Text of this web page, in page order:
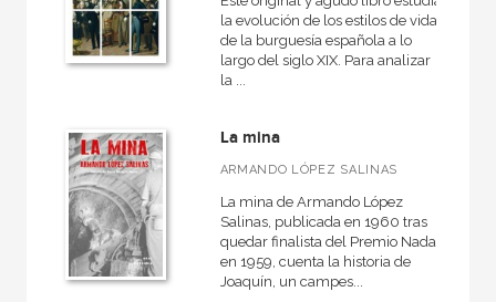
la evolución de los estilos de vida
de la burguesía española a lo
largo del siglo XIX. Para analizar
la ...
La mina
ARMANDO LÓPEZ SALINAS
La mina de Armando López
Salinas, publicada en 1960 tras
quedar finalista del Premio Nadal
en 1959, cuenta la historia de
Joaquín, un campes...